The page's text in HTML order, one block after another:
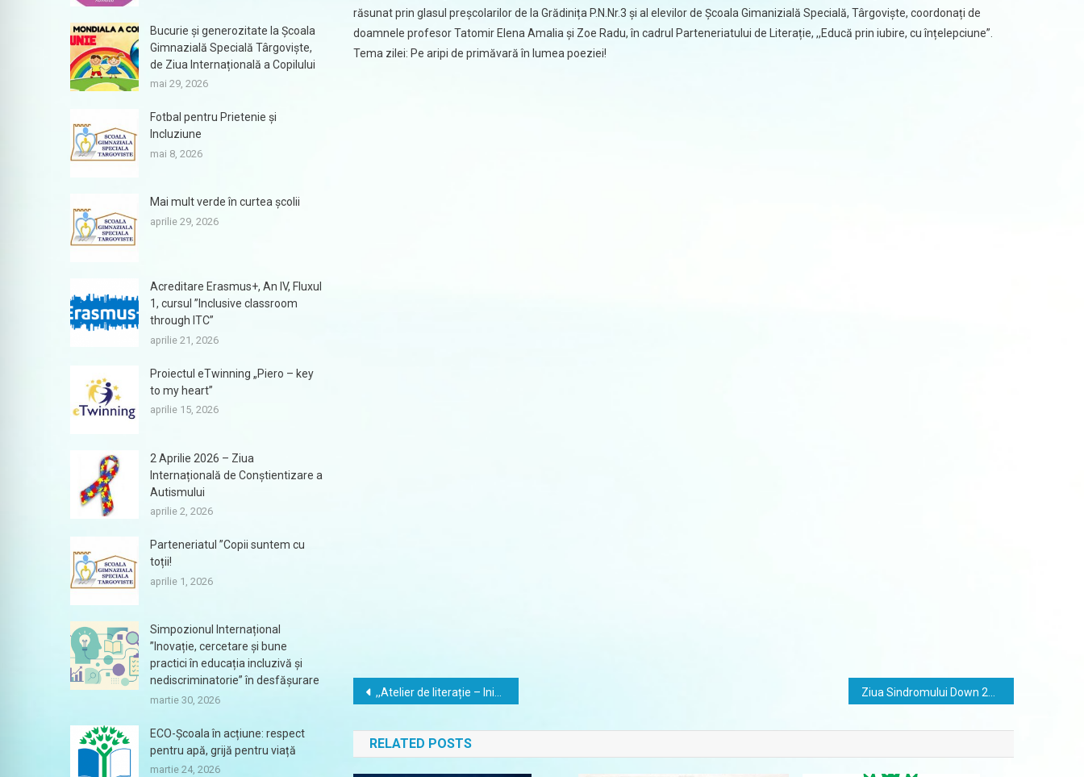
răsunat prin glasul preșcolarilor de la Grădinița P.N.Nr.3 și al elevilor de Școala Gimanizială Specială, Târgoviște, coordonați de
doamnele profesor Tatomir Elena Amalia și Zoe Radu, în cadrul Parteneriatului de Literație, ,,Educă prin iubire, cu înțelepciune”.
Tema zilei: Pe aripi de primăvară în lumea poeziei!
Navigare
în
articole
,,Atelier de literație – Inimioare, inimioare”
RELATED POSTS
Bucurie și generozitate la Școala
Gimnazială Specială Târgoviște,
de Ziua Internațională a Copilului
mai 29, 2026
Fotbal pentru Prietenie și
Incluziune
mai 8, 2026
Mai mult verde în curtea școlii
aprilie 29, 2026
Acreditare Erasmus+, An IV, Fluxul
1, cursul ”Inclusive classroom
through ITC”
aprilie 21, 2026
Proiectul eTwinning „Piero – key
to my heart”
aprilie 15, 2026
2 Aprilie 2026 – Ziua
Internațională de Conștientizare a
Autismului
aprilie 2, 2026
Parteneriatul ”Copii suntem cu
toții!
aprilie 1, 2026
Simpozionul Internațional
”Inovație, cercetare și bune
practici în educația incluzivă și
nediscriminatorie” în desfășurare
martie 30, 2026
ECO-Școala în acțiune: respect
pentru apă, grijă pentru viață
martie 24, 2026